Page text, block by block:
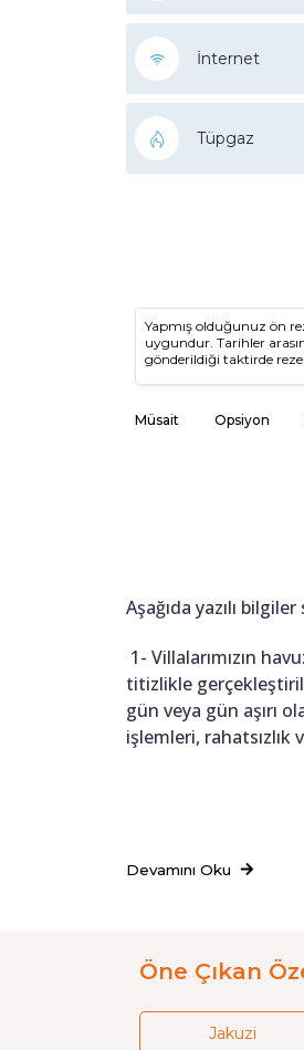
İnternet
Tüpgaz
Yapmış olduğunuz ön
uygundur. Tarihler
gönderildiği taktirde
Müsait Opsiyon
Aşağıda yazılı
1- Villalarımızın
titizlikle
gün veya gün aşırı
işlemleri, rahatsızlık
Devamını Oku
Öne Çıkan
Jakuzi